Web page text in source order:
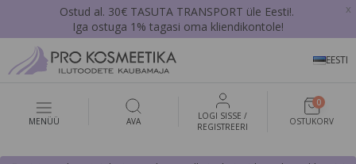
Ostud al. 30€ TASUTA TRANSPORT üle Eesti!.
Iga ostuga 1% tagasi oma kliendikontole!
x
EESTI
MENÜÜ AVA
LOGI SISSE /
REGISTREERI
0
OSTUKORV